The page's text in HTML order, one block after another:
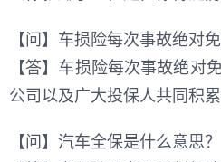
【问】车损险每次事故绝对
【答】车损险每次事故绝
公司以及广大投保人共同积
【问】汽车全保是什么意思？